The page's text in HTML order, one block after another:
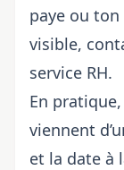
paye ou ton
visible,
service RH.
En
viennent
et la date à